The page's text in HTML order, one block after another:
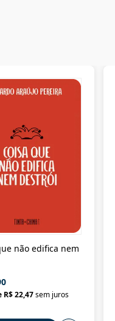
não edifica nem
R$ 22,47sem juros